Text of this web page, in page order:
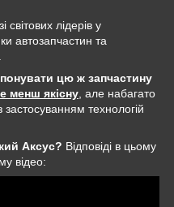
лідерів у
автозапчастин та
цю ж запчастину
менш якісну , але набагато
технологій
Аксус? Відповіді в цьому
відео: